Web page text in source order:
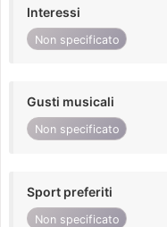
Interessi
Non specificato
Gusti musicali
Non specificato
Sport preferiti
Non specificato